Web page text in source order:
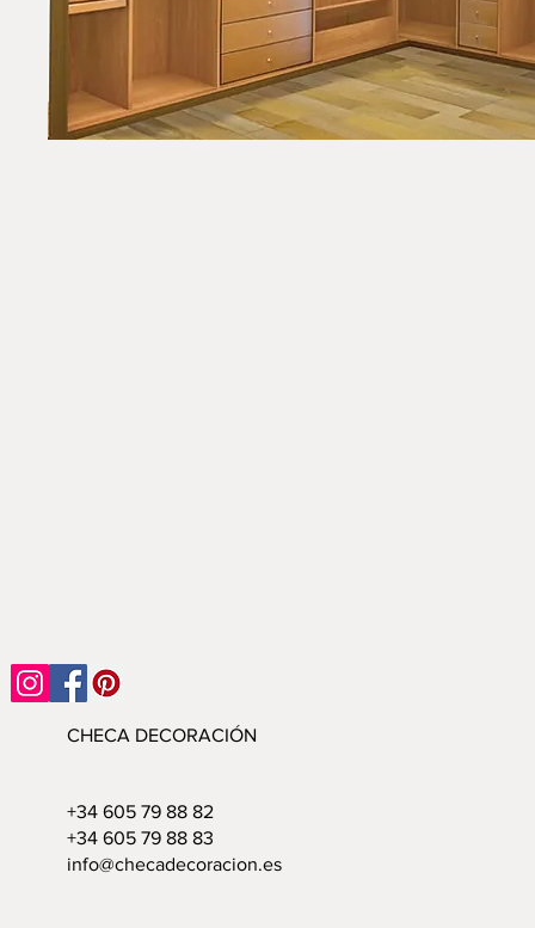
CHECA DECORACIÓN
+34 605 79 88 82
+34 605 79 88 83
info@checadecoracion.es